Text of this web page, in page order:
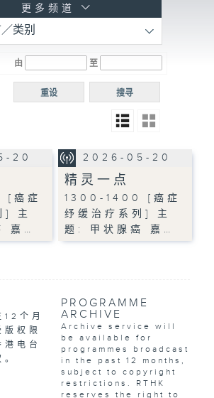
电台
R5
电台
普通
更多频道
类别
由 至
搜寻
重设
20
[癌症
] 主
嘉…
2026-05-20
精灵一点
1300-1400 [癌症
纾缓治疗系列] 主
题: 甲状腺癌 嘉…
12个月
版权限
电台
PROGRAMME
ARCHIVE
Archive service will
be available for
programmes broadcast
in the past 12 months,
subject to copyright
restrictions. RTHK
reserves the right to